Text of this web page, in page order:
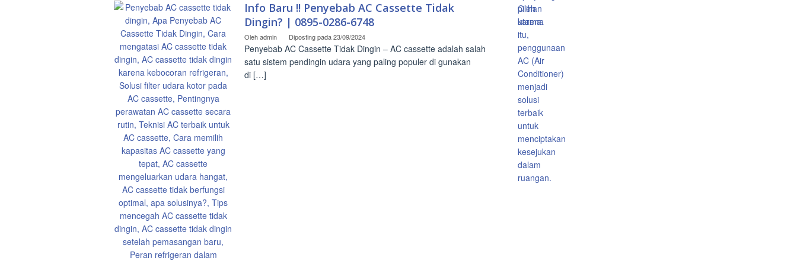
Info Baru !! Penyebab AC Cassette Tidak
Dingin? | 0895-0286-6748
Olehadmin Diposting pada23/09/2024
Penyebab AC Cassette Tidak Dingin – AC cassette adalah salah
satu sistem pendingin udara yang paling populer di gunakan
di […]